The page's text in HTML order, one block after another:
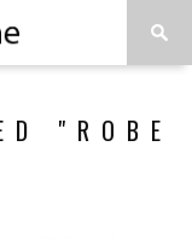
"ROBE